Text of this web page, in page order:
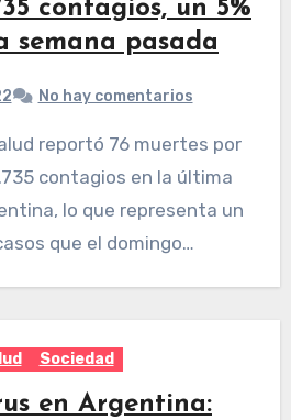
contagios, un 5%
semana pasada
No hay comentarios
contagios en la última
lo que representa un
que el domingo…
Sociedad
en Argentina: